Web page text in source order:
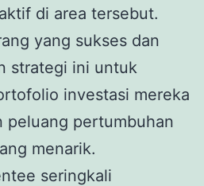
di area tersebut.
yang sukses dan
strategi ini untuk
investasi mereka
peluang pertumbuhan
menarik.
seringkali